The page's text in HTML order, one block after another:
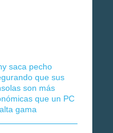
saca pecho
que sus
son más
que un PC
gama